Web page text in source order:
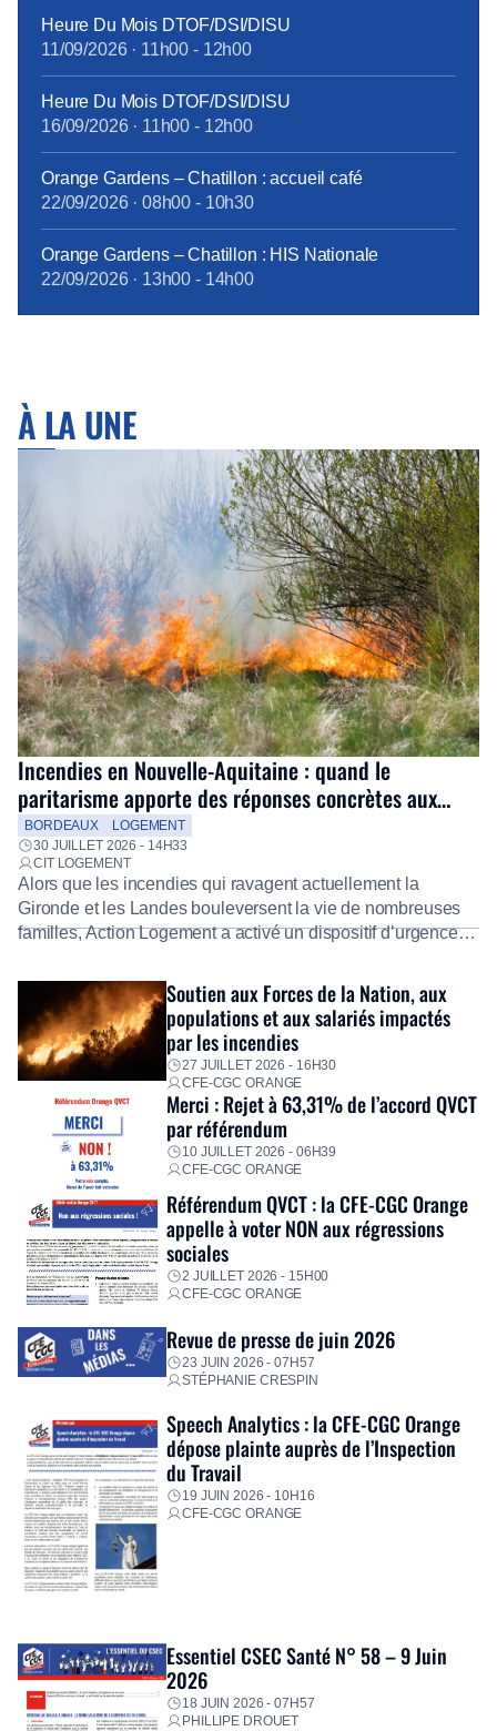
Heure Du Mois DTOF/DSI/DISU
11/09/2026· 11h00 - 12h00
Heure Du Mois DTOF/DSI/DISU
16/09/2026· 11h00 - 12h00
Orange Gardens – Chatillon : accueil café
22/09/2026· 08h00 - 10h30
Orange Gardens – Chatillon : HIS Nationale
22/09/2026· 13h00 - 14h00
À LA UNE
Incendies en Nouvelle-Aquitaine : quand le
paritarisme apporte des réponses concrètes aux
salariés
BORDEAUX
LOGEMENT
30 JUILLET 2026 - 14H33
CIT LOGEMENT
Alors que les incendies qui ravagent actuellement la
Gironde et les Landes bouleversent la vie de nombreuses
familles, Action Logement a activé un dispositif d’urgence
Fidèle à sa mission d’utilité sociale, le Groupe mobilise
immédiatement ses équipes afin de proposer un diagnostic
personnalisé, des aides financières pour faire face aux
premières dépenses, […]
Soutien aux Forces de la Nation, aux
populations et aux salariés impactés
par les incendies
27 JUILLET 2026 - 16H30
CFE-CGC ORANGE
Merci : Rejet à 63,31% de l’accord QVCT
par référendum
10 JUILLET 2026 - 06H39
CFE-CGC ORANGE
Référendum QVCT : la CFE-CGC Orange
appelle à voter NON aux régressions
sociales
2 JUILLET 2026 - 15H00
CFE-CGC ORANGE
Revue de presse de juin 2026
23 JUIN 2026 - 07H57
STÉPHANIE CRESPIN
Speech Analytics : la CFE-CGC Orange
dépose plainte auprès de l’Inspection
du Travail
19 JUIN 2026 - 10H16
CFE-CGC ORANGE
Essentiel CSEC Santé N° 58 – 9 Juin
2026
18 JUIN 2026 - 07H57
PHILLIPE DROUET